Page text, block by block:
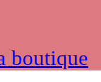
boutique